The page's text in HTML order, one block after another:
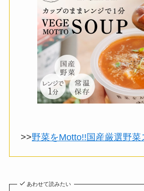
>>野菜をMotto!!国産厳選野菜
あわせて読みたい